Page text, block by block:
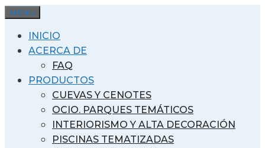
Saltar
contenido
MENU
INICIO
ACERCA DE
FAQ
PRODUCTOS
CUEVAS Y CENOTES
OCIO. PARQUES TEMÁTICOS
INTERIORISMO Y ALTA DECORACIÓN
PISCINAS TEMATIZADAS